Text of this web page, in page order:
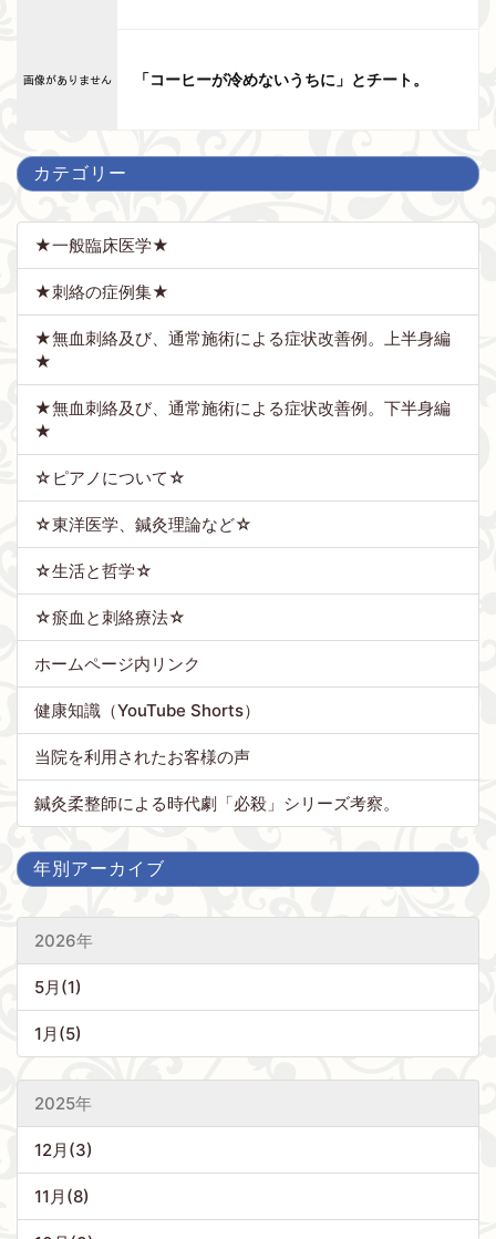
「コーヒーが冷めないうちに」とチート。
カテゴリー
★一般臨床医学★
★刺絡の症例集★
★無血刺絡及び、通常施術による症状改善例。上半身編
★
★無血刺絡及び、通常施術による症状改善例。下半身編
★
☆ピアノについて☆
☆東洋医学、鍼灸理論など☆
☆生活と哲学☆
☆瘀血と刺絡療法☆
ホームページ内リンク
健康知識（YouTube Shorts）
当院を利用されたお客様の声
鍼灸柔整師による時代劇「必殺」シリーズ考察。
年別アーカイブ
2026年
5月(1)
1月(5)
2025年
12月(3)
11月(8)